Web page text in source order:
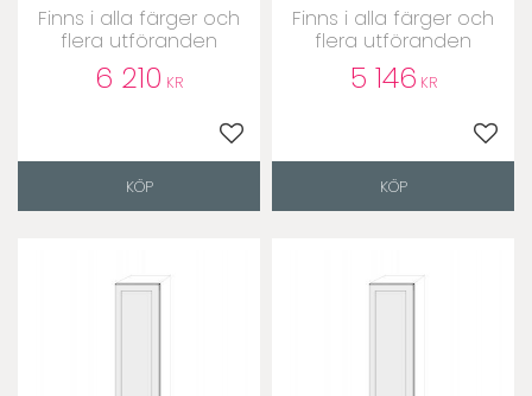
Finns i alla färger och
flera utföranden
6 210 KR
Lägg till i favoriter
KÖP
Finns i alla färger och
flera utföranden
5 146 KR
KÖP